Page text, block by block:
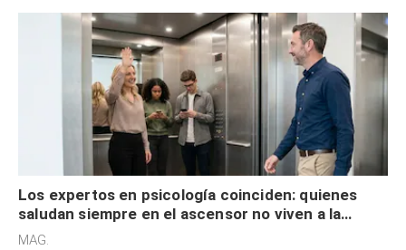
Los expertos en psicología coinciden: quienes
saludan siempre en el ascensor no viven a la
defensiva y tienen apertura social
MAG.